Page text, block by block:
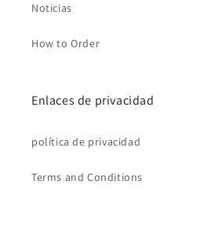
Noticias
How to Order
Enlaces de privacidad
política de privacidad
Terms and Conditions